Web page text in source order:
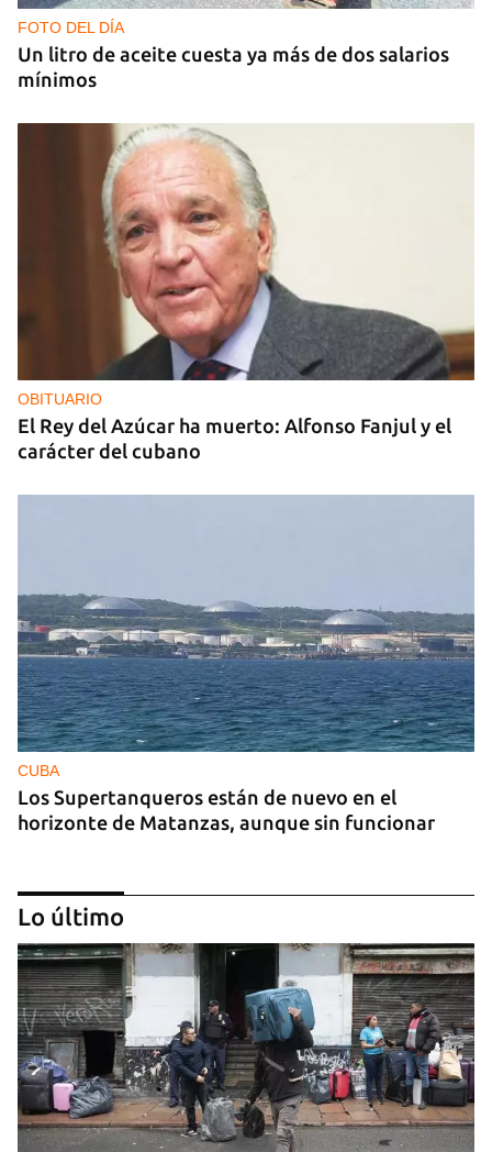
FOTO DEL DÍA
Un litro de aceite cuesta ya más de dos salarios
mínimos
OBITUARIO
El Rey del Azúcar ha muerto: Alfonso Fanjul y el
carácter del cubano
CUBA
Los Supertanqueros están de nuevo en el
horizonte de Matanzas, aunque sin funcionar
REPRESIÓN
Lo último